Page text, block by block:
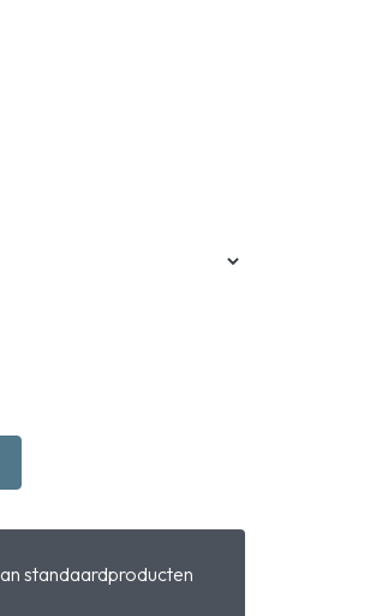
standaardproducten